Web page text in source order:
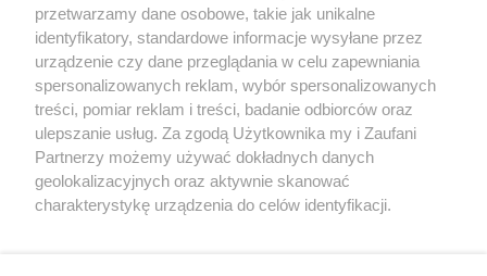
Nie zapomnij
zapoznać się z:
polityką prywatności regulamin korzystania z portali
Twojemiasto
Piekary Śląskie
Chorzów
Tarnowskie Góry
Skontakuj sięz nami
Kontakt
Wydawca
Redakcja
przetwarzamy dane osobowe, takie jak unikalne
identyfikatory, standardowe informacje wysyłane przez
urządzenie czy dane przeglądania w celu zapewniania
spersonalizowanych reklam, wybór spersonalizowanych
treści, pomiar reklam i treści, badanie odbiorców oraz
ulepszanie usług. Za zgodą Użytkownika my i Zaufani
Partnerzy możemy używać dokładnych danych
geolokalizacyjnych oraz aktywnie skanować
charakterystykę urządzenia do celów identyfikacji.